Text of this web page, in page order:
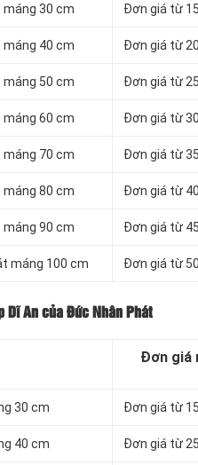
máng 30 cm Đơn giá từ
máng 40 cm Đơn giá từ
máng 50 cm Đơn giá từ
máng 60 cm Đơn giá từ
máng 70 cm Đơn giá từ
máng 80 cm Đơn giá từ
máng 90 cm Đơn giá từ
máng 100 cm Đơn giá từ
Dĩ An của Đức Nhân Phát
Đơn giá
30 cm Đơn giá từ
40 cm Đơn giá từ